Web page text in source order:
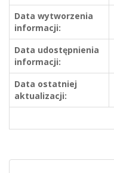
Data wytworzenia
informacji:
Data udostępnienia
informacji:
Data ostatniej
aktualizacji: